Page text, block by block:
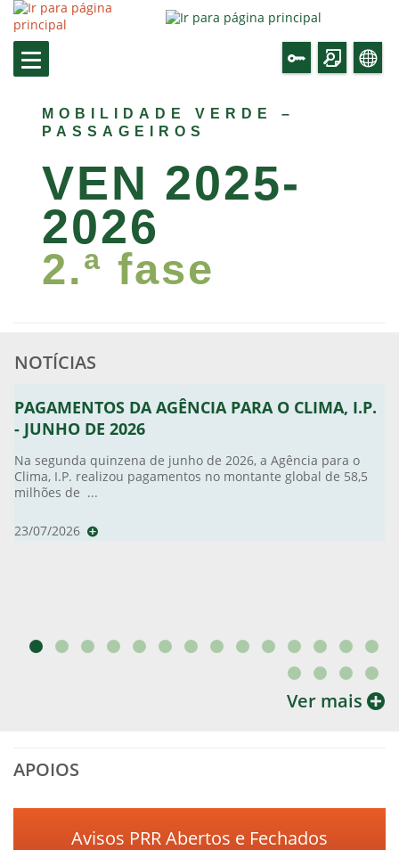
MOBILIDADE VERDE –
PASSAGEIROS
VEN 2025-
2026
2.ª fase
NOTÍCIAS
PAGAMENTOS DA AGÊNCIA PARA O CLIMA, I.P.
- JUNHO DE 2026
Na segunda quinzena de junho de 2026, a Agência para o
Clima, I.P. realizou pagamentos no montante global de 58,5
milhões de ...
23/07/2026
Ver mais
APOIOS
Avisos PRR Abertos e Fechados